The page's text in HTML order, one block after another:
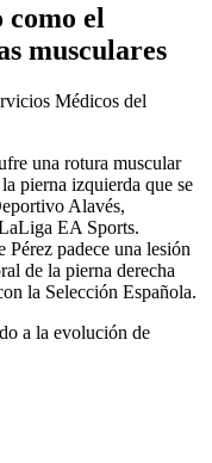
el
musculares
Médicos del
una rotura muscular
pierna izquierda que se
Alavés,
EA Sports.
Pérez padece una lesión
de la pierna derecha
la Selección Española.
a la evolución de